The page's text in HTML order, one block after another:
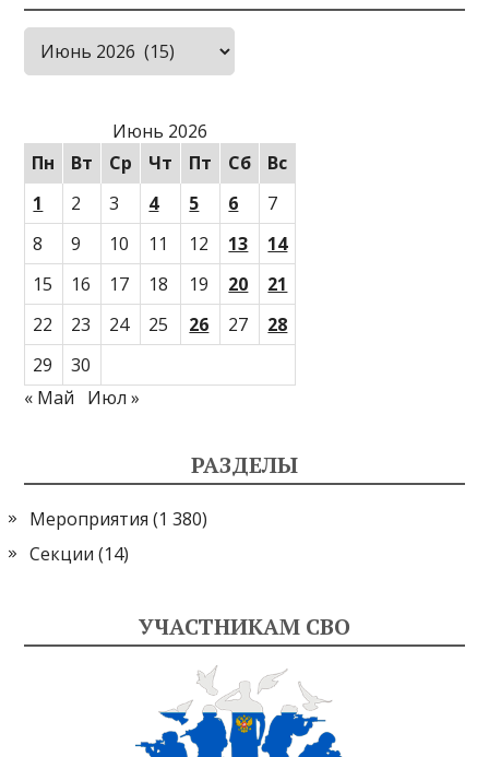
Архивы
Июнь 2026
Пн
Вт Ср Чт Пт Сб
Вс
1
2 3 4 5 6
7
8
9 10 11 12 13
14
15
16 17 18 19 20
21
22
23 24 25 26 27
28
29
30
« Май
Июл »
РАЗДЕЛЫ
Мероприятия (1 380)
Секции (14)
УЧАСТНИКАМ СВО